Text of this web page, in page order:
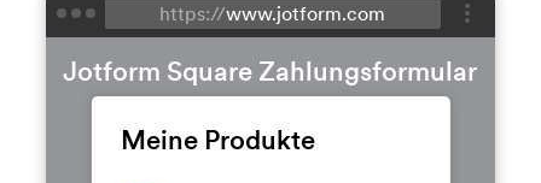
https://www.jotform.com
Jotform Square Zahlungsformular
Meine Produkte